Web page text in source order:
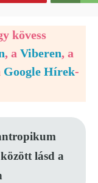
kövess
, a Viberen, a
Google Hírek-
lásd a